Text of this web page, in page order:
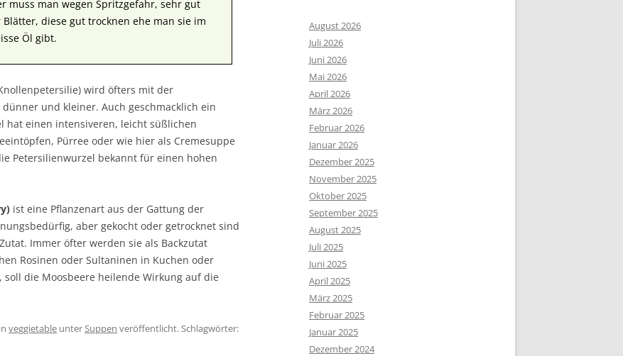
muss man wegen Spritzgefahr, sehr gut
diese gut trocknen ehe man sie im
Öl gibt.
wird öfters mit der
und kleiner. Auch geschmacklich ein
hat einen intensiveren, leicht süßlichen
Pürree oder wie hier als Cremesuppe
Petersilienwurzel bekannt für einen hohen
ist eine Pflanzenart aus der Gattung der
aber gekocht oder getrocknet sind
Immer öfter werden sie als Backzutat
Rosinen oder Sultaninen in Kuchen oder
die Moosbeere heilende Wirkung auf die
veggietable unterSuppen veröffentlicht. Schlagwörter:
August 2026
Juli 2026
Juni 2026
Mai 2026
April 2026
März 2026
Februar 2026
Januar 2026
Dezember 2025
November 2025
Oktober 2025
September 2025
August 2025
Juli 2025
Juni 2025
April 2025
März 2025
Februar 2025
Januar 2025
Dezember 2024